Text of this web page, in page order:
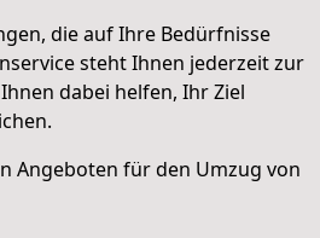
die auf Ihre Bedürfnisse
steht Ihnen jederzeit zur
dabei helfen, Ihr Ziel
Angeboten für den Umzug von